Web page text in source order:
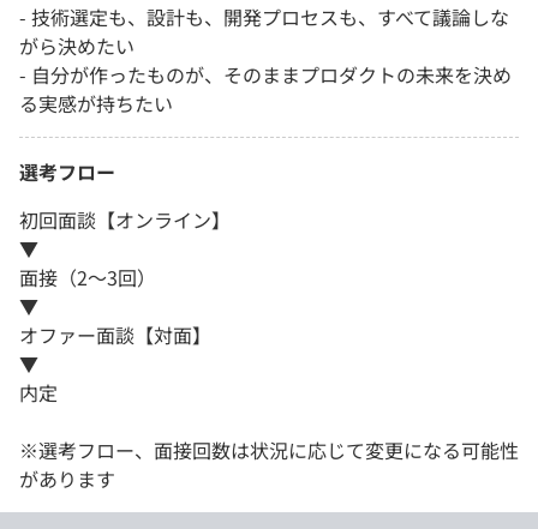
- 技術選定も、設計も、開発プロセスも、すべて議論しな
がら決めたい
- 自分が作ったものが、そのままプロダクトの未来を決め
る実感が持ちたい
選考フロー
初回面談【オンライン】
▼
面接（2〜3回）
▼
オファー面談【対面】
▼
内定
※選考フロー、面接回数は状況に応じて変更になる可能性
があります